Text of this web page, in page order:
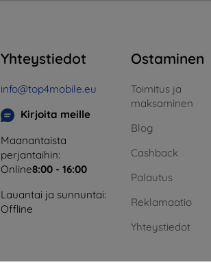
Yhteystiedot
info@top4mobile.eu
Kirjoita meille
Maanantaista
perjantaihin:
Online8:00 - 16:00
Lauantai ja sunnuntai:
Offline
Ostaminen
Toimitus ja
maksaminen
Blog
Cashback
Palautus
Reklamaatio
Yhteystiedot